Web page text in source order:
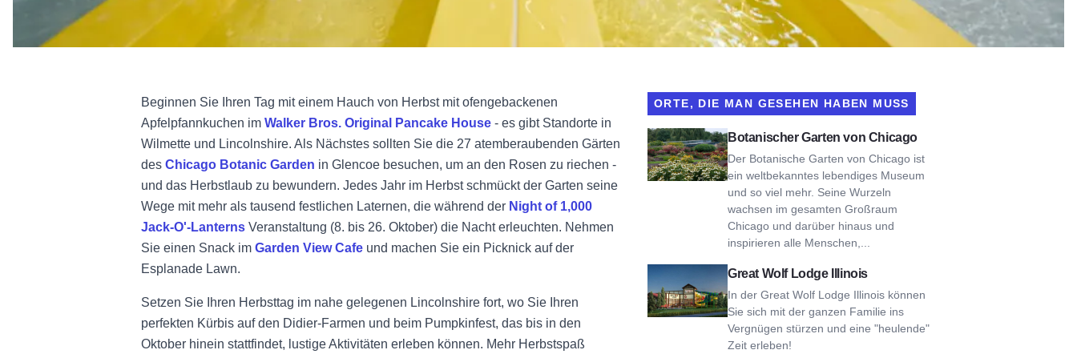
Beginnen Sie Ihren Tag mit einem Hauch von Herbst mit ofengebackenen
Apfelpfannkuchen im Walker Bros. Original Pancake House - es gibt Standorte in
Wilmette und Lincolnshire. Als Nächstes sollten Sie die 27 atemberaubenden Gärten
des Chicago Botanic Garden in Glencoe besuchen, um an den Rosen zu riechen -
und das Herbstlaub zu bewundern. Jedes Jahr im Herbst schmückt der Garten seine
Wege mit mehr als tausend festlichen Laternen, die während der Night of 1,000
Jack-O'-Lanterns Veranstaltung (8. bis 26. Oktober) die Nacht erleuchten. Nehmen
Sie einen Snack im Garden View Cafe und machen Sie ein Picknick auf der
Esplanade Lawn.
Setzen Sie Ihren Herbsttag im nahe gelegenen Lincolnshire fort, wo Sie Ihren
perfekten Kürbis auf den Didier-Farmen und beim Pumpkinfest, das bis in den
Oktober hinein stattfindet, lustige Aktivitäten erleben können. Mehr Herbstspaß
ORTE, DIE MAN GESEHEN HABEN MUSS
Botanischer Garten von Chicago
Der Botanische Garten von Chicago ist
ein weltbekanntes lebendiges Museum
und so viel mehr. Seine Wurzeln
wachsen im gesamten Großraum
Chicago und darüber hinaus und
inspirieren alle Menschen,...
Ansicht Chicago Botanic Garden
Great Wolf Lodge Illinois
In der Great Wolf Lodge Illinois können
Sie sich mit der ganzen Familie ins
Vergnügen stürzen und eine "heulende"
Zeit erleben!
Siehe Great Wolf Lodge Illinois